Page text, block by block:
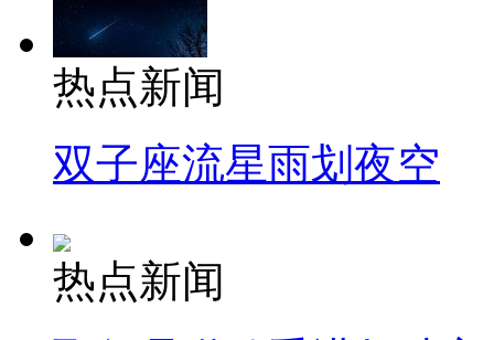
热点新闻
双子座流星雨划夜空
热点新闻